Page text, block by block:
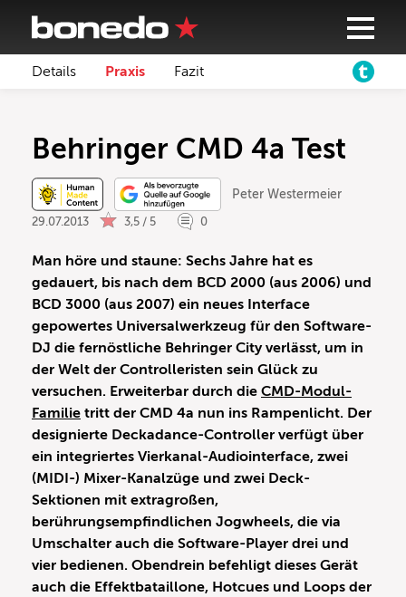
Details Praxis Fazit
Behringer CMD 4a Test
Peter Westermeier
29.07.2013 3,5 / 5 0
Man höre und staune: Sechs Jahre hat es
gedauert, bis nach dem BCD 2000 (aus 2006) und
BCD 3000 (aus 2007) ein neues Interface
gepowertes Universalwerkzeug für den Software-
DJ die fernöstliche Behringer City verlässt, um in
der Welt der Controlleristen sein Glück zu
versuchen. Erweiterbar durch die CMD-Modul-
Familie tritt der CMD 4a nun ins Rampenlicht. Der
designierte Deckadance-Controller verfügt über
ein integriertes Vierkanal-Audiointerface, zwei
(MIDI-) Mixer-Kanalzüge und zwei Deck-
Sektionen mit extragroßen,
berührungsempfindlichen Jogwheels, die via
Umschalter auch die Software-Player drei und
vier bedienen. Obendrein befehligt dieses Gerät
auch die Effektbataillone, Hotcues und Loops der